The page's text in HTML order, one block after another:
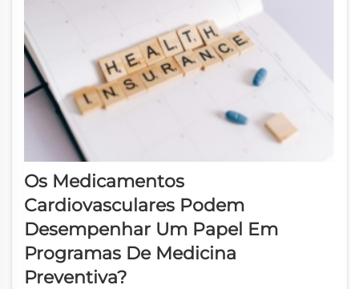
Os Medicamentos
Cardiovasculares Podem
Desempenhar Um Papel Em
Programas De Medicina
Preventiva?